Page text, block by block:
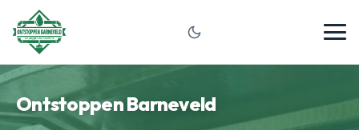
Ontstoppen Barneveld